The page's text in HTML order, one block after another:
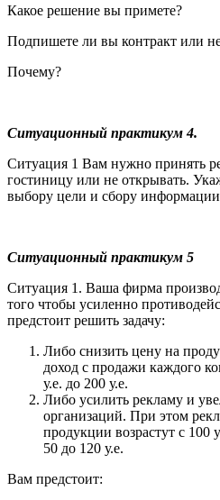
Какое решение вы примете?
Подпишете ли вы контракт или
Почему?
Ситуационный практикум 4.
Ситуация 1 Вам нужно принять
гостиницу или не открывать.
выбору цели и сбору
Ситуационный практикум 5
Ситуация 1. Ваша фирма
того чтобы усиленно
предстоит решить задачу:
Либо снизить цену на
доход с продажи каждого
у.е. до 200 у.е.
Либо усилить рекламу и
организаций. При этом
продукции возрастут с 100
50 до 120 у.е.
Вам предстоит: